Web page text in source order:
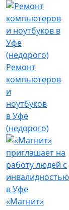
Ремонт
компьютеров
и
ноутбуков
в Уфе
(недорого)
«Магнит»